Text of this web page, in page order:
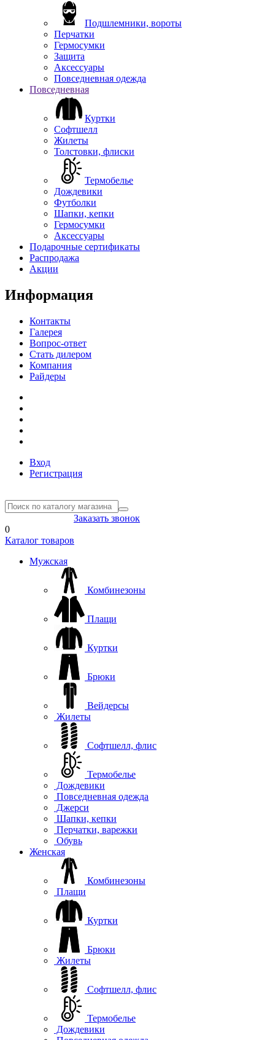
Подшлемники, вороты
Перчатки
Гермосумки
Защита
Аксессуары
Повседневная одежда
Повседневная
Куртки
Софтшелл
Жилеты
Толстовки, флиски
Термобелье
Дождевики
Футболки
Шапки, кепки
Гермосумки
Аксессуары
Подарочные сертификаты
Распродажа
Акции
Информация
Контакты
Галерея
Вопрос-ответ
Стать дилером
Компания
Райдеры
Вход
Регистрация
Заказать звонок
0
Каталог товаров
Мужская
Комбинезоны
Плащи
Куртки
Брюки
Вейдерсы
Жилеты
Софтшелл, флис
Термобелье
Дождевики
Повседневная одежда
Джерси
Шапки, кепки
Перчатки, варежки
Обувь
Женская
Комбинезоны
Плащи
Куртки
Брюки
Жилеты
Софтшелл, флис
Термобелье
Дождевики